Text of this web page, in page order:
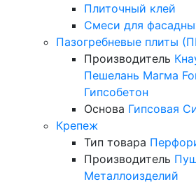
Плиточный клей
Смеси для
Пазогребневые плиты
Производитель
Пешелань Магма
Гипсобетон
Основа Гипсовая
Крепеж
Тип товара
Производитель
Металлоизделий